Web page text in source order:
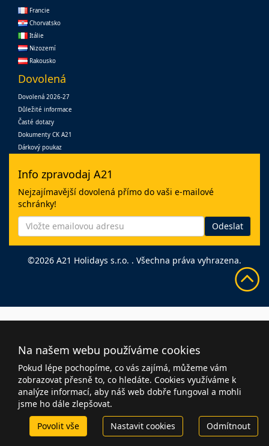
Francie
Chorvatsko
Itálie
Nizozemí
Rakousko
Dovolená
Dovolená 2026-27
Důležité informace
Časté dotazy
Dokumenty CK A21
Dárkový poukaz
Info zpravodaj A21
Nejzajímavější dovolená přímo do vaši e-mailové
schránky!
©2026 A21 Holidays s.r.o. . Všechna práva vyhrazena.
Na našem webu používáme cookies
Pokud lépe pochopíme, co vás zajímá, můžeme vám
zobrazovat přesně to, co hledáte. Cookies využíváme k
analýze informací, aby náš web dobře fungoval a mohli
jsme ho dále zlepšovat.
Povolit vše
Nastavit cookies Odmítnout